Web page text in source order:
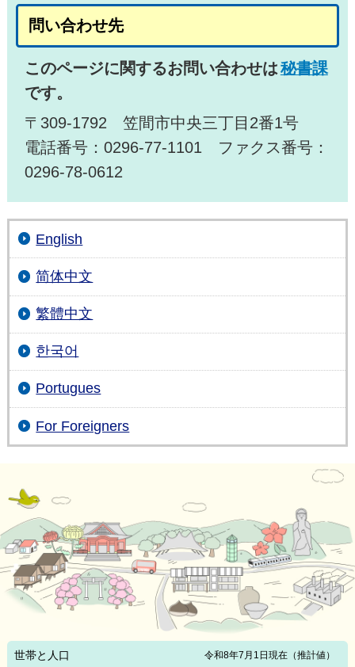
問い合わせ先
このページに関するお問い合わせは秘書課
です。
〒309-1792 笠間市中央三丁目2番1号
電話番号：0296-77-1101 ファクス番号：
0296-78-0612
English
简体中文
繁體中文
한국어
Portugues
For Foreigners